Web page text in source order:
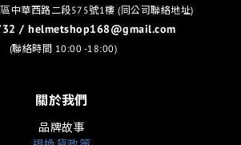
中華西路二段575號1樓 (同公司聯絡地址)
/ helmetshop168@gmail.com
(聯絡時間 10:00 -18:00)
關於我們
品牌故事